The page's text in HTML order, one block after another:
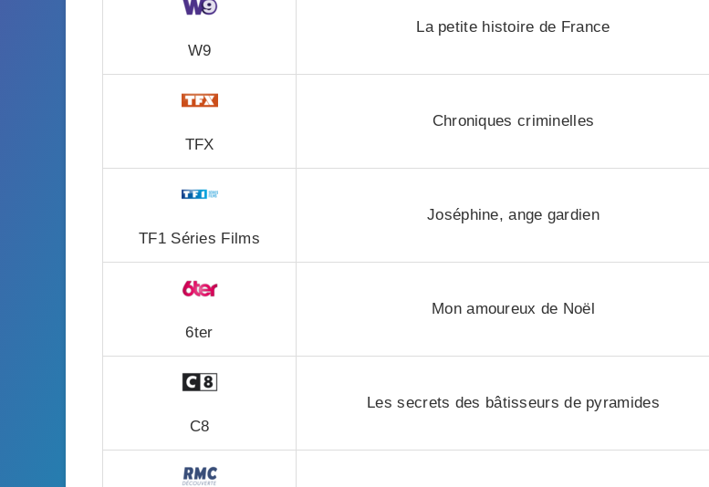
W9
La petite histoire de France
TFX
Chroniques criminelles
TF1 Séries Films
Joséphine, ange gardien
6ter
Mon amoureux de Noël
C8
Les secrets des bâtisseurs de pyramides